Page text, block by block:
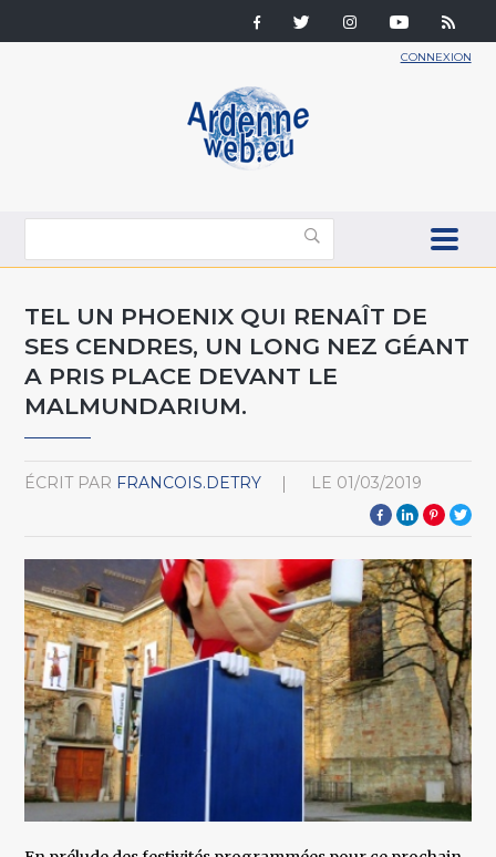
CONNEXION
TEL UN PHOENIX QUI RENAÎT DE
SES CENDRES, UN LONG NEZ GÉANT
A PRIS PLACE DEVANT LE
MALMUNDARIUM.
ÉCRIT PAR FRANCOIS.DETRY LE 01/03/2019